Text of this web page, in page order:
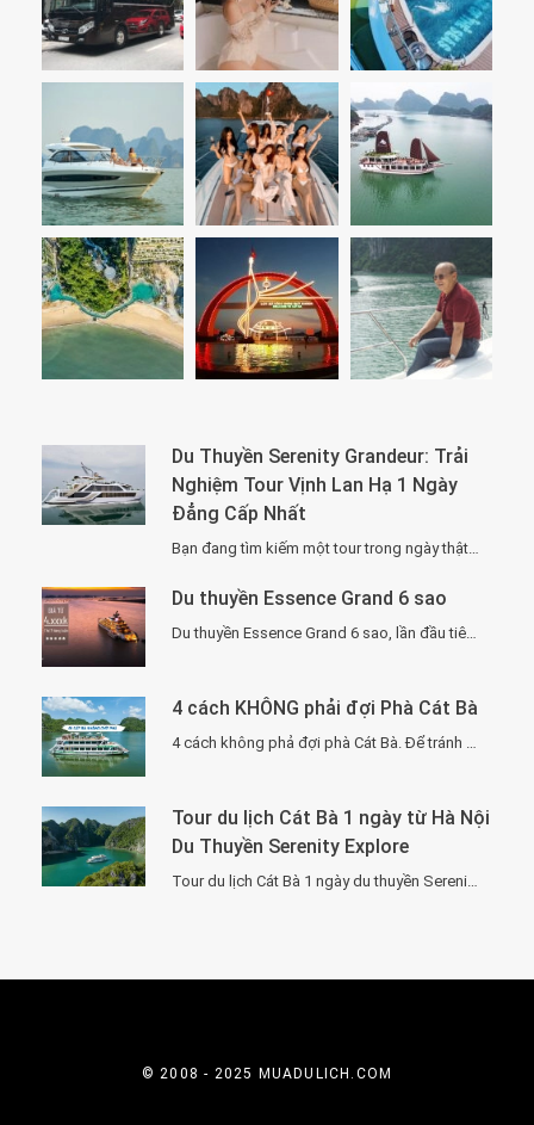
Du Thuyền Serenity Grandeur: Trải
Nghiệm Tour Vịnh Lan Hạ 1 Ngày
Đẳng Cấp Nhất
Du thuyền Essence Grand 6 sao
4 cách KHÔNG phải đợi Phà Cát Bà
Tour du lịch Cát Bà 1 ngày từ Hà Nội
Du Thuyền Serenity Explore
© 2008 - 2025 MUADULICH.COM